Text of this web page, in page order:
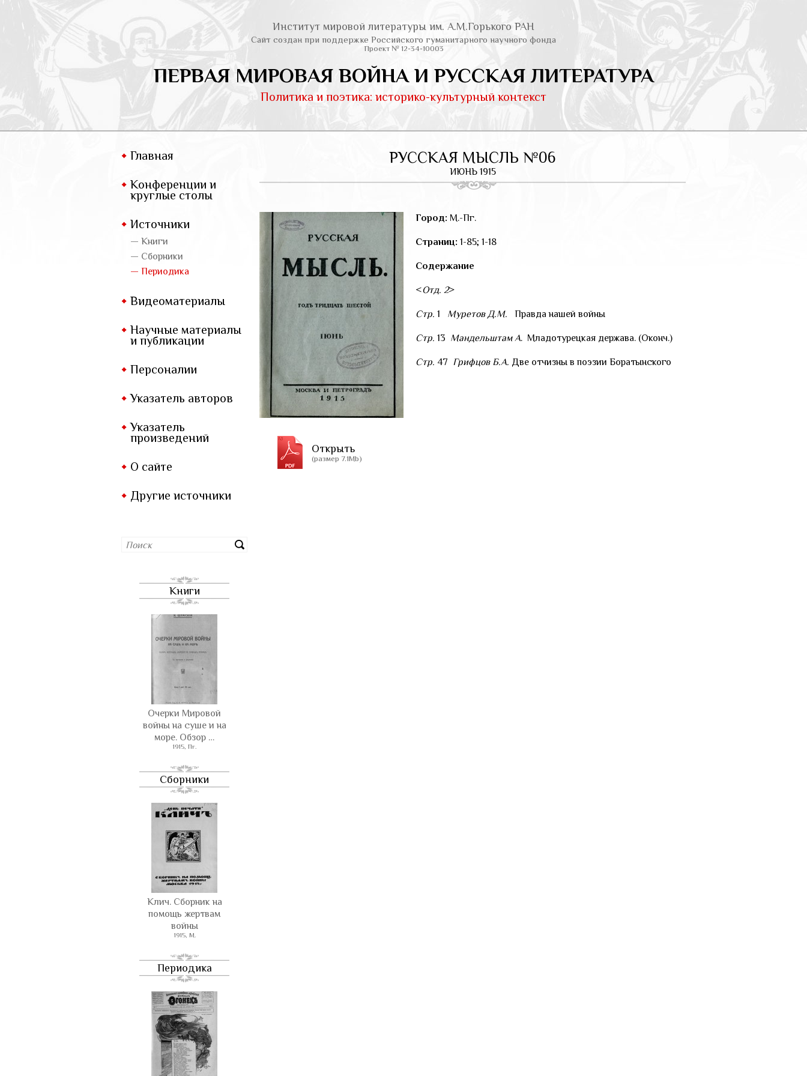
Институт мировой литературы им. А.М.Горького РАН
Сайт создан при поддержке Российского гуманитарного научного фонда
Проект № 12-34-10003
ПЕРВАЯ МИРОВАЯ ВОЙНА И РУССКАЯ ЛИТЕРАТУРА
Политика и поэтика: историко-культурный контекст
Главная
Конференции и
круглые столы
Источники
— Книги
— Сборники
— Периодика
Видеоматериалы
Научные материалы
и публикации
Персоналии
Указатель авторов
Указатель
произведений
О сайте
Другие источники
Книги
Очерки Мировой
войны на суше и на
море. Обзор …
1915, Пг.
Сборники
Клич. Сборник на
помощь жертвам
войны
1915, М.
Периодика
РУССКАЯ МЫСЛЬ №06
ИЮНЬ 1915
Открыть
(размер 7.1Mb)
Город: М.-Пг.
Страниц: 1-85; 1-18
Содержание
<Отд. 2>
Стр. 1 Муретов Д.М. Правда нашей войны
Стр. 13 Мандельштам А. Младотурецкая держава. (Оконч.)
Стр. 47 Грифцов Б.А. Две отчизны в поэзии Боратынского